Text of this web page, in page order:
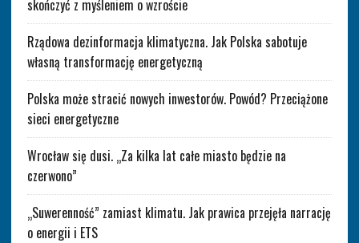
skończyć z myśleniem o wzroście
Rządowa dezinformacja klimatyczna. Jak Polska sabotuje
własną transformację energetyczną
Polska może stracić nowych inwestorów. Powód? Przeciążone
sieci energetyczne
Wrocław się dusi. „Za kilka lat całe miasto będzie na
czerwono”
„Suwerenność” zamiast klimatu. Jak prawica przejęła narrację
o energii i ETS